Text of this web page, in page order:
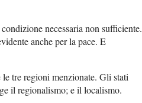
necessaria non sufficiente.
anche per la pace. E
tre regioni menzionate. Gli stati
il regionalismo; e il localismo.